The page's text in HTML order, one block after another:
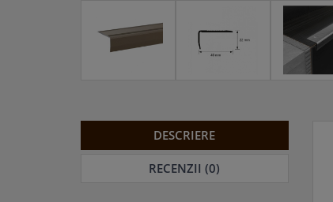
DESCRIERE
RECENZII (0)